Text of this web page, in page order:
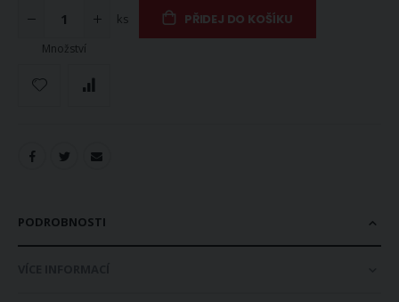
Množství
ks PŘIDEJ DO KOŠÍKU
PODROBNOSTI